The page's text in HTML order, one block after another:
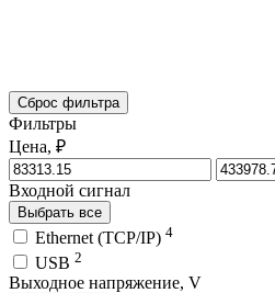
Сброс фильтра
Фильтры
Цена, ₽
Входной сигнал
Выбрать все
Ethernet (TCP/IP) 4
USB 2
Выходное напряжение, V